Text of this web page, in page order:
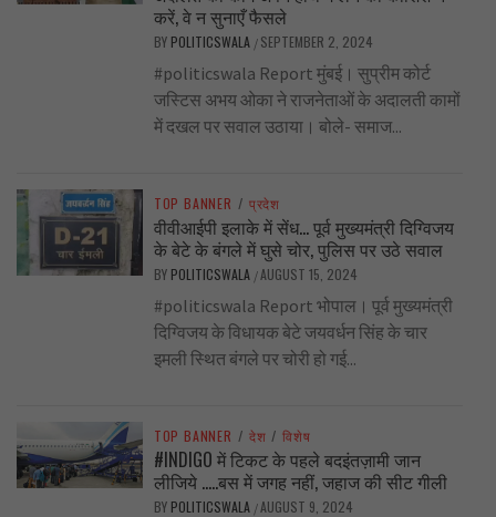
करें, वे न सुनाएँ फैसले
BY POLITICSWALA / SEPTEMBER 2, 2024
#politicswala Report मुंबई। सुप्रीम कोर्ट
जस्टिस अभय ओका ने राजनेताओं के अदालती कामों
में दखल पर सवाल उठाया। बोले- समाज...
TOP BANNER / प्रदेश
वीवीआईपी इलाके में सेंध… पूर्व मुख्यमंत्री दिग्विजय
के बेटे के बंगले में घुसे चोर, पुलिस पर उठे सवाल
BY POLITICSWALA /AUGUST 15, 2024
#politicswala Report भोपाल। पूर्व मुख्यमंत्री
दिग्विजय के विधायक बेटे जयवर्धन सिंह के चार
इमली स्थित बंगले पर चोरी हो गई...
TOP BANNER / देश / विशेष
#INDIGO में टिकट के पहले बदइंतज़ामी जान
लीजिये …..बस में जगह नहीं, जहाज की सीट गीली
BY POLITICSWALA /AUGUST 9, 2024